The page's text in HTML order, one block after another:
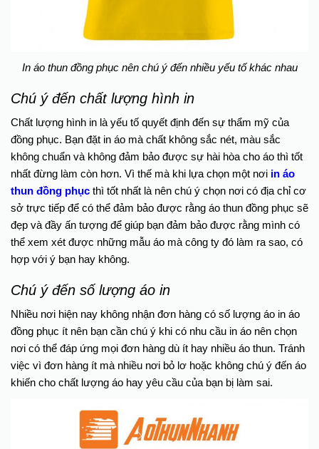
In áo thun đồng phục nên chú ý đến nhiều yếu tố khác nhau
Chú ý đến chất lượng hình in
Chất lượng hình in là yếu tố quyết định đến sự thẩm mỹ của
đồng phục. Bạn đặt in áo mà chất không sắc nét, màu sắc
không chuẩn và không đảm bảo được sự hài hòa cho áo thì tốt
nhất đừng làm còn hơn. Vì thế mà khi lựa chọn một nơi in áo
thun đồng phục thì tốt nhất là nên chú ý chọn nơi có địa chỉ cơ
sở trực tiếp để có thể đảm bảo được rằng áo thun đồng phục sẽ
đẹp và đầy ấn tượng để giúp bạn đảm bảo được rằng mình có
thể xem xét được những mẫu áo mà công ty đó làm ra sao, có
hợp với ý bạn hay không.
Chú ý đến số lượng áo in
Nhiều nơi hiện nay không nhận đơn hàng có số lượng áo in áo
đồng phục ít nên bạn cần chú ý khi có nhu cầu in áo nên chọn
nơi có thể đáp ứng mọi đơn hàng dù ít hay nhiều áo thun. Tránh
việc vì đơn hàng ít mà nhiều nơi bỏ lơ hoặc không chú ý đến áo
khiến cho chất lượng áo hay yêu cầu của bạn bị làm sai.